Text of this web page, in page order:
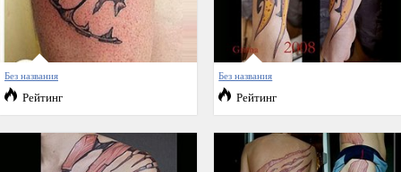
Без названия
Рейтинг
Без названия
Рейтинг